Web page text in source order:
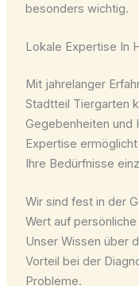
besonders wichtig.
Lokale Expertise In
Mit jahrelanger
Stadtteil Tiergarten
Gegebenheiten und
Expertise
Ihre Bedürfnisse
Wir sind fest in der
Wert auf
Unser Wissen über
Vorteil bei der
Probleme.